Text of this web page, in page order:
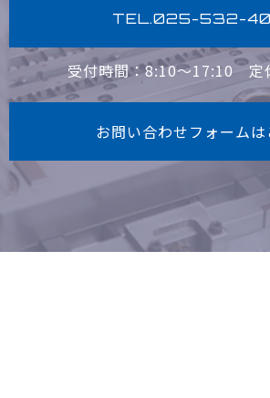
TEL.025-532-
受付時間：8:10〜17:10定
お問い合わせフォームは